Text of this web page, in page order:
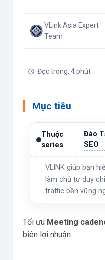
VLink Asia Expert
Team
Đọc trong: 4 phút
Mục tiêu
Thuộc
series
Đào
SEO
VLINK giúp bạn
làm chủ tư duy
traffic bền vững
Tối ưu Meeting
biên lợi nhuận.